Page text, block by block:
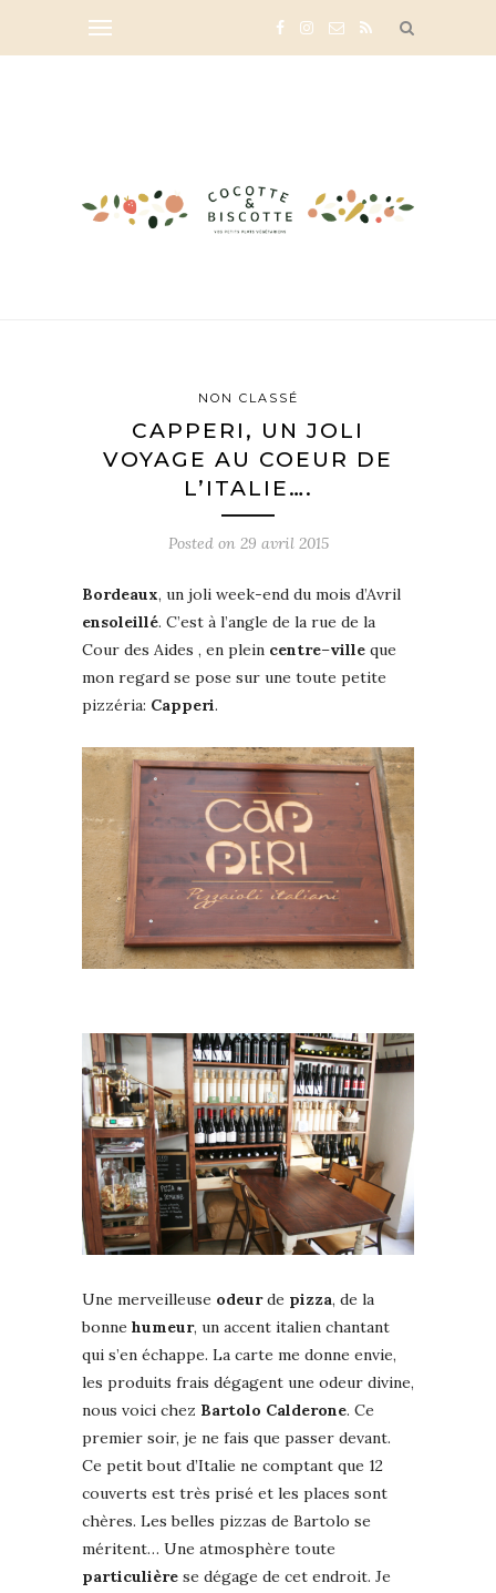
NON CLASSÉ
CAPPERI, UN JOLI
VOYAGE AU COEUR DE
L’ITALIE….
Posted on 29 avril 2015
Bordeaux, un joli week-end du mois d’Avril
ensoleillé. C’est à l’angle de la rue de la
Cour des Aides , en plein centre–ville que
mon regard se pose sur une toute petite
pizzéria: Capperi.
Une merveilleuse odeurde pizza, de la
bonne humeur, un accent italien chantant
qui s’en échappe. La carte me donne envie,
les produits frais dégagent une odeur divine,
nous voici chez Bartolo Calderone. Ce
premier soir, je ne fais que passer devant.
Ce petit bout d’Italie ne comptant que 12
couverts est très prisé et les places sont
chères. Les belles pizzas de Bartolo se
méritent… Une atmosphère toute
particulière se dégage de cet endroit. Je